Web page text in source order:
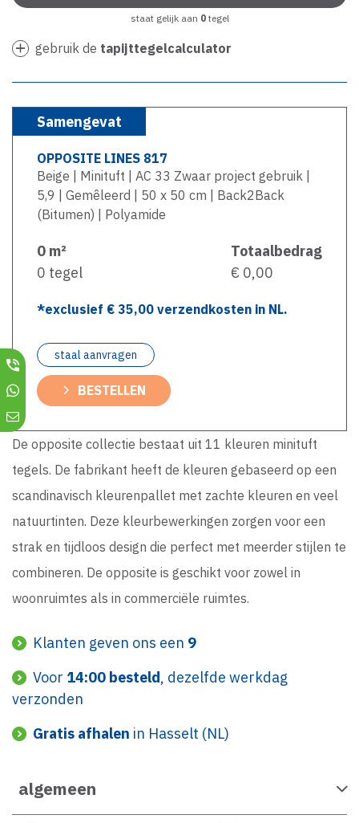
staat gelijk aan 0tegel
gebruik de tapijttegelcalculator
Samengevat
OPPOSITE LINES 817
Beige | Minituft | AC 33 Zwaar project gebruik |
5,9 | Gemêleerd | 50 x 50 cm | Back2Back
(Bitumen) | Polyamide
0 m²
0 tegel
Totaalbedrag
€ 0,00
*exclusief € 35,00 verzendkosten in NL.
staal aanvragen
BESTELLEN
De opposite collectie bestaat uit 11 kleuren minituft
tegels. De fabrikant heeft de kleuren gebaseerd op een
scandinavisch kleurenpallet met zachte kleuren en veel
natuurtinten. Deze kleurbewerkingen zorgen voor een
strak en tijdloos design die perfect met meerder stijlen te
combineren. De opposite is geschikt voor zowel in
woonruimtes als in commerciële ruimtes.
Klanten geven ons een 9
Voor 14:00 besteld, dezelfde werkdag
verzonden
Gratis afhalen in Hasselt (NL)
algemeen